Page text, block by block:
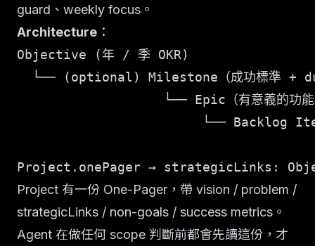
guard、weekly focus。
Architecture ：
Objective (年 / 季 OKR)
└── (optional) Milestone（成功標準 +
└── Epic（有意義的功能
└── Backlog
Project 有一份 One-Pager，帶 vision / problem /
strategicLinks / non-goals / success metrics。
Agent 在做任何 scope 判斷前都會先讀這份，才